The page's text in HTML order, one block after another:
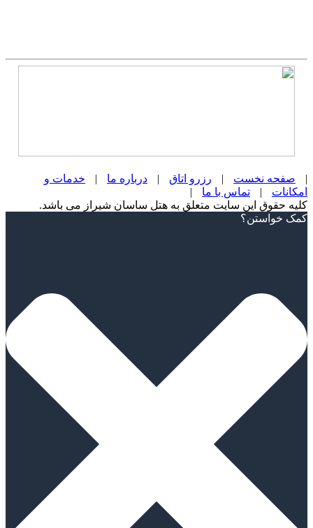
| صفحه نخست | رزرو اتاق | درباره ما |
خدمات و
امکانات
| تماس با ما
|
کلیه حقوق این سایت متعلق به هتل ساسان شیراز می باشد.
Scroll
کمک خواستن؟